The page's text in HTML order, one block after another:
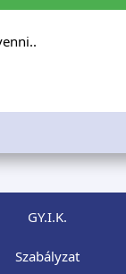
GY.I.K.
Szabályzat